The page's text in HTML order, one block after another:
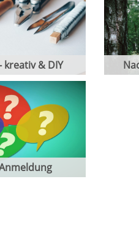
kreativ & DIY